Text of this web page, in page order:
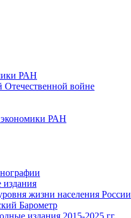
РАН
войне
РАН
издания
жизни населения России
Барометр
издания 2015-2025 гг.